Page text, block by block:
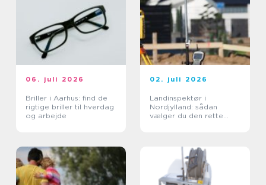
06. juli 2026
Briller i Aarhus: find de
rigtige briller til hverdag
og arbejde
02. juli 2026
Landinspektør i
Nordjylland: sådan
vælger du den rette